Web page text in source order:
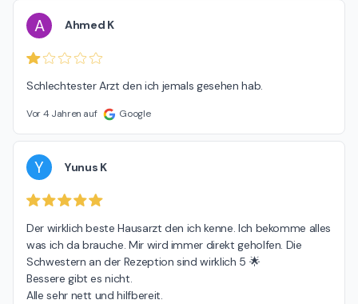
A Ahmed K
Schlechtester Arzt den ich jemals gesehen hab.
Vor 4 Jahren auf Google
Y Yunus K
Der wirklich beste Hausarzt den ich kenne. Ich bekomme alles
was ich da brauche. Mir wird immer direkt geholfen. Die
Schwestern an der Rezeption sind wirklich 5 🌟
Bessere gibt es nicht.
Alle sehr nett und hilfbereit.